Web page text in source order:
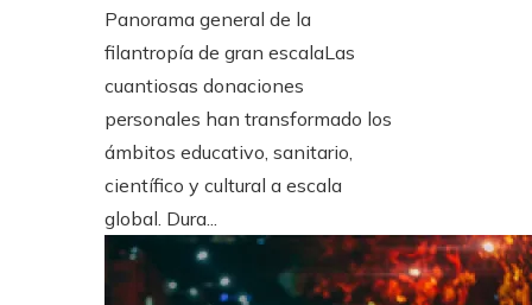
Panorama general de la
filantropía de gran escalaLas
cuantiosas donaciones
personales han transformado los
ámbitos educativo, sanitario,
científico y cultural a escala
global. Dura...